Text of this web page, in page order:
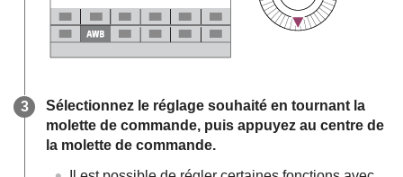
Sélectionnez le réglage souhaité en tournant la
molette de commande, puis appuyez au centre de
la molette de commande.